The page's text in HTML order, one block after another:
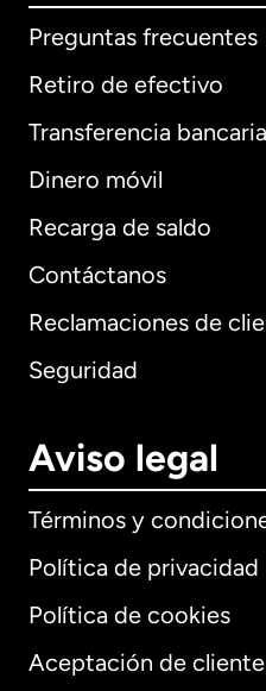
Preguntas frecuentes
Retiro de efectivo
Transferencia bancaria
Dinero móvil
Recarga de saldo
Contáctanos
Reclamaciones de
Seguridad
Aviso legal
Términos y
Política de privacidad
Política de cookies
Aceptación de